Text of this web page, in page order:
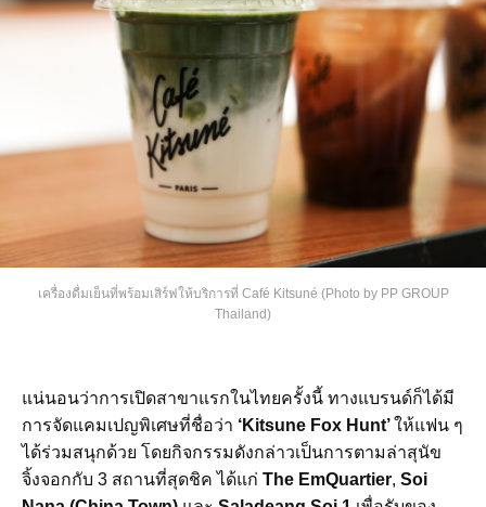
เครื่องดื่มเย็นที่พร้อมเสิร์ฟให้บริการที่ Café Kitsuné (Photo by PP GROUP
Thailand)
แน่นอนว่าการเปิดสาขาแรกในไทยครั้งนี้ ทางแบรนด์ก็ได้มี
การจัดแคมเปญพิเศษที่ชื่อว่า ‘Kitsune Fox Hunt’ให้แฟน ๆ
ได้ร่วมสนุกด้วย โดยกิจกรรมดังกล่าวเป็นการตามล่าสุนัข
จิ้งจอกกับ 3 สถานที่สุดชิค ได้แก่ The EmQuartier, Soi